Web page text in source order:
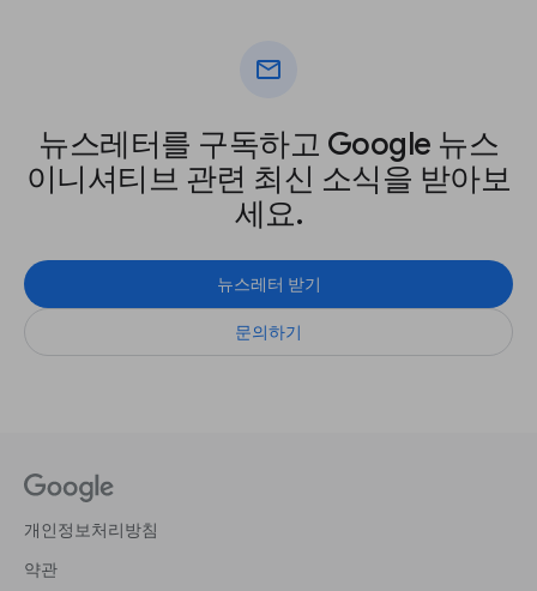
mail
뉴스레터를 구독하고 Google 뉴스
이니셔티브 관련 최신 소식을 받아보
세요.
뉴스레터 받기
문의하기
개인정보처리방침
약관